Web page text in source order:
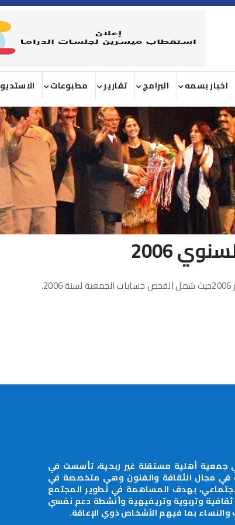
اخبار بسمه البرامج تقارير مطبوعات الاستديو
2006
أهلية مستقلة غير ربحية، تأسست في
الجمعية في مجال الثقافة والفنون وهي متخصصة في
بهدف المساهمة في تطوير المجتمع
وتربوية وتريفيهية وأنشطة دعم نفسي
بما فيهم الأشخاص ذوي الإعاقة.